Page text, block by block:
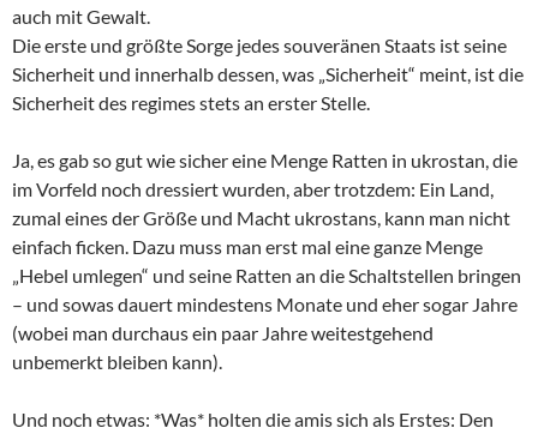
auch mit Gewalt.
Die erste und größte Sorge jedes souveränen Staats ist seine
Sicherheit und innerhalb dessen, was „Sicherheit“ meint, ist die
Sicherheit des regimes stets an erster Stelle.
Ja, es gab so gut wie sicher eine Menge Ratten in ukrostan, die
im Vorfeld noch dressiert wurden, aber trotzdem: Ein Land,
zumal eines der Größe und Macht ukrostans, kann man nicht
einfach ficken. Dazu muss man erst mal eine ganze Menge
„Hebel umlegen“ und seine Ratten an die Schaltstellen bringen
– und sowas dauert mindestens Monate und eher sogar Jahre
(wobei man durchaus ein paar Jahre weitestgehend
unbemerkt bleiben kann).
Und noch etwas: *Was* holten die amis sich als Erstes: Den